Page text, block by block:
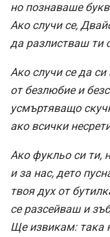
но познаваше
Ако случи се,
да разлистваш ти
Ако случи се да си
от безлюбие и
усмъртяващо
ако всички
Ако фукльо си ти,
и за нас, дето
твоя дух от
се разсейваш и
Ще извикам: така